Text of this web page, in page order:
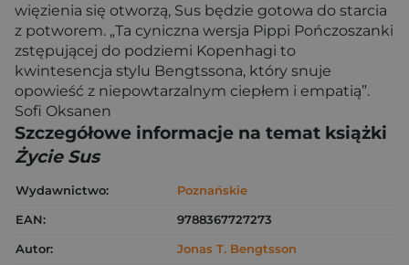
więzienia się otworzą, Sus będzie gotowa do starcia
z potworem. „Ta cyniczna wersja Pippi Pończoszanki
zstępującej do podziemi Kopenhagi to
kwintesencja stylu Bengtssona, który snuje
opowieść z niepowtarzalnym ciepłem i empatią”.
Sofi Oksanen
Szczegółowe informacje na temat książki
Życie Sus
Wydawnictwo:
Poznańskie
EAN:
9788367727273
Autor:
Jonas T. Bengtsson